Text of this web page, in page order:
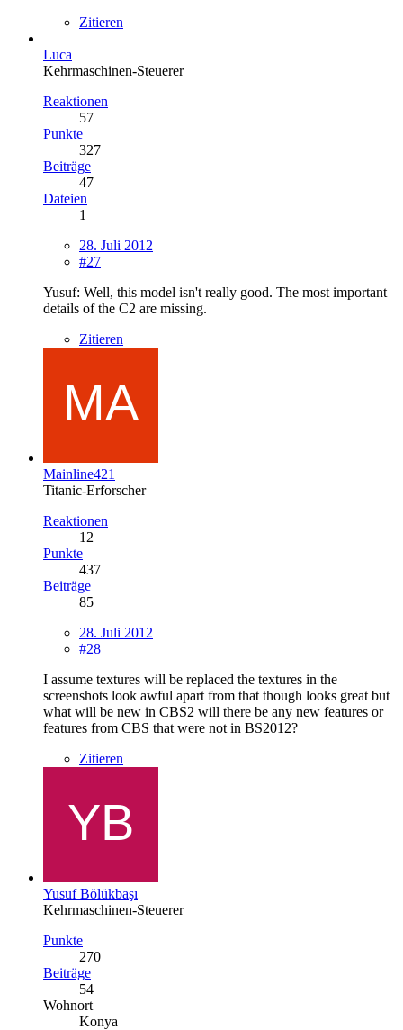
Zitieren
Luca
Kehrmaschinen-Steuerer
Reaktionen
57
Punkte
327
Beiträge
47
Dateien
1
28. Juli 2012
#27
Yusuf: Well, this model isn't really good. The most important
details of the C2 are missing.
Zitieren
Mainline421
Titanic-Erforscher
Reaktionen
12
Punkte
437
Beiträge
85
28. Juli 2012
#28
I assume textures will be replaced the textures in the
screenshots look awful apart from that though looks great but
what will be new in CBS2 will there be any new features or
features from CBS that were not in BS2012?
Zitieren
Yusuf Bölükbaşı
Kehrmaschinen-Steuerer
Punkte
270
Beiträge
54
Wohnort
Konya